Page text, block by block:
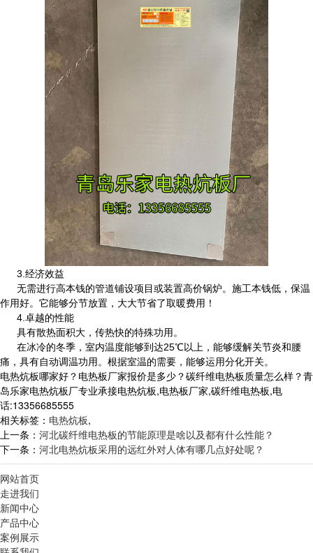
3.经济效益
无需进行高本钱的管道铺设项目或装置高价锅炉。施工本钱低，保温
作用好。它能够分节放置， 大大节省了取暖费用！
4.卓越的性能
具有散热面积大，传热快的特殊功用。
在冰冷的冬季，室内温度能够到达25℃以上，能够缓解关节炎和腰
痛， 具有自动调温功用。根据室温的需要，能够运用分化开关。
电热炕板哪家好？电热板厂家报价是多少？碳纤维电热板质量怎么样？青
岛乐家电热炕板厂专业承接电热炕板,电热板厂家,碳纤维电热板,电
话:13356685555
相关标签： 电热炕板,
上一条： 河北碳纤维电热板的节能原理是啥以及都有什么性能？
下一条： 河北电热炕板采用的远红外对人体有哪几点好处呢？
网站首页
走进我们
新闻中心
产品中心
案例展示